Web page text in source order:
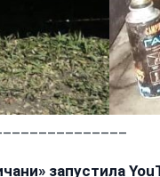
запустила